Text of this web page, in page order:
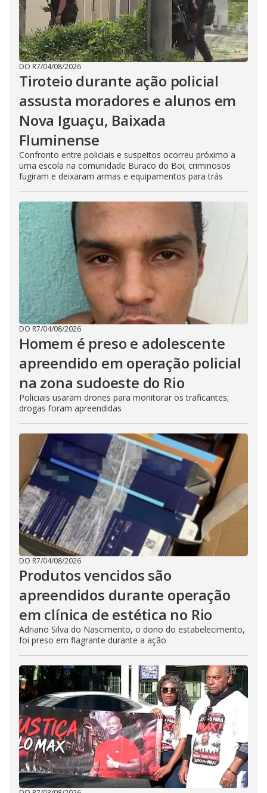
DO R7/04/08/2026
Tiroteio durante ação policial
assusta moradores e alunos em
Nova Iguaçu, Baixada
Fluminense
Confronto entre policiais e suspeitos ocorreu próximo a
uma escola na comunidade Buraco do Boi; criminosos
fugiram e deixaram armas e equipamentos para trás
DO R7/04/08/2026
Homem é preso e adolescente
apreendido em operação policial
na zona sudoeste do Rio
Policiais usaram drones para monitorar os traficantes;
drogas foram apreendidas
DO R7/04/08/2026
Produtos vencidos são
apreendidos durante operação
em clínica de estética no Rio
Adriano Silva do Nascimento, o dono do estabelecimento,
foi preso em flagrante durante a ação